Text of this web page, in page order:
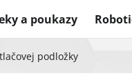
a poukazy
podložky